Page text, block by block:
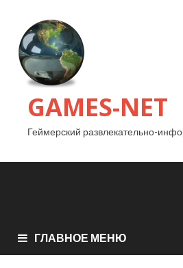
GAMES-NET
Геймерский развлекательно-
ГЛАВНОЕ МЕНЮ